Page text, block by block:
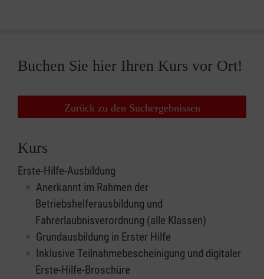
Buchen Sie hier Ihren Kurs vor Ort!
Zurück zu den Suchergebnissen
Kurs
Erste-Hilfe-Ausbildung
Anerkannt im Rahmen der
Betriebshelferausbildung und
Fahrerlaubnisverordnung (alle Klassen)
Grundausbildung in Erster Hilfe
Inklusive Teilnahmebescheinigung und digitaler
Erste-Hilfe-Broschüre